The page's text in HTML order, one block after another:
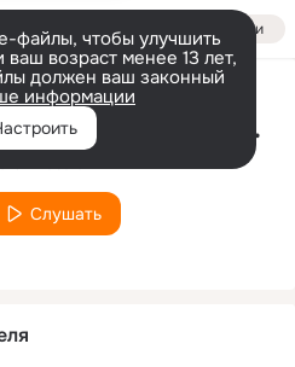
Войти
файлы, чтобы улучшить
возраст менее 13 лет,
должен ваш законный
информации
11.Canta omule cu mine
Слушать